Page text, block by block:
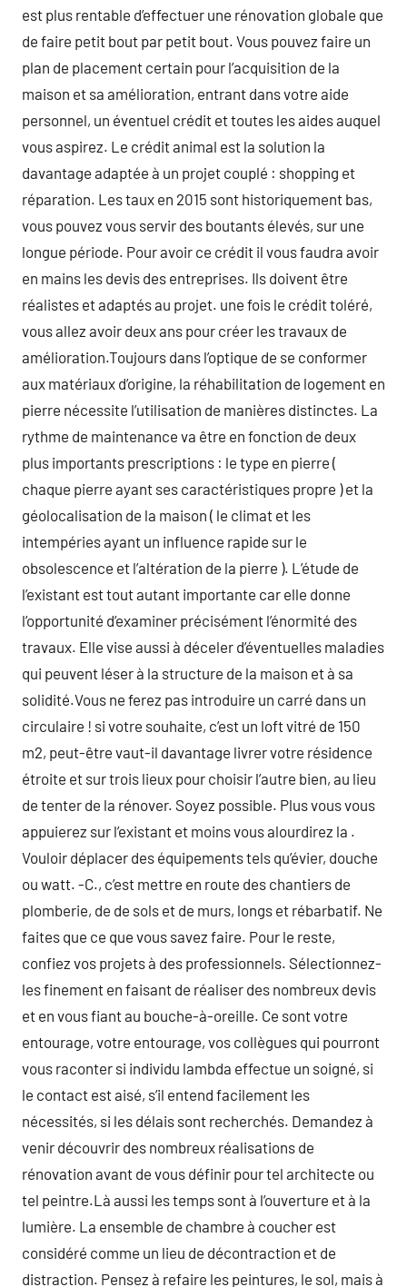
est plus rentable d’effectuer une rénovation globale que
de faire petit bout par petit bout. Vous pouvez faire un
plan de placement certain pour l’acquisition de la
maison et sa amélioration, entrant dans votre aide
personnel, un éventuel crédit et toutes les aides auquel
vous aspirez. Le crédit animal est la solution la
davantage adaptée à un projet couplé : shopping et
réparation. Les taux en 2015 sont historiquement bas,
vous pouvez vous servir des boutants élevés, sur une
longue période. Pour avoir ce crédit il vous faudra avoir
en mains les devis des entreprises. Ils doivent être
réalistes et adaptés au projet. une fois le crédit toléré,
vous allez avoir deux ans pour créer les travaux de
amélioration.Toujours dans l’optique de se conformer
aux matériaux d’origine, la réhabilitation de logement en
pierre nécessite l’utilisation de manières distinctes. La
rythme de maintenance va être en fonction de deux
plus importants prescriptions : le type en pierre (
chaque pierre ayant ses caractéristiques propre ) et la
géolocalisation de la maison ( le climat et les
intempéries ayant un influence rapide sur le
obsolescence et l’altération de la pierre ). L’étude de
l’existant est tout autant importante car elle donne
l’opportunité d’examiner précisément l’énormité des
travaux. Elle vise aussi à déceler d’éventuelles maladies
qui peuvent léser à la structure de la maison et à sa
solidité.Vous ne ferez pas introduire un carré dans un
circulaire ! si votre souhaite, c’est un loft vitré de 150
m2, peut-être vaut-il davantage livrer votre résidence
étroite et sur trois lieux pour choisir l’autre bien, au lieu
de tenter de la rénover. Soyez possible. Plus vous vous
appuierez sur l’existant et moins vous alourdirez la .
Vouloir déplacer des équipements tels qu’évier, douche
ou watt. -C., c’est mettre en route des chantiers de
plomberie, de de sols et de murs, longs et rébarbatif. Ne
faites que ce que vous savez faire. Pour le reste,
confiez vos projets à des professionnels. Sélectionnez-
les finement en faisant de réaliser des nombreux devis
et en vous fiant au bouche-à-oreille. Ce sont votre
entourage, votre entourage, vos collègues qui pourront
vous raconter si individu lambda effectue un soigné, si
le contact est aisé, s’il entend facilement les
nécessités, si les délais sont recherchés. Demandez à
venir découvrir des nombreux réalisations de
rénovation avant de vous définir pour tel architecte ou
tel peintre.Là aussi les temps sont à l’ouverture et à la
lumière. La ensemble de chambre à coucher est
considéré comme un lieu de décontraction et de
distraction. Pensez à refaire les peintures, le sol, mais à